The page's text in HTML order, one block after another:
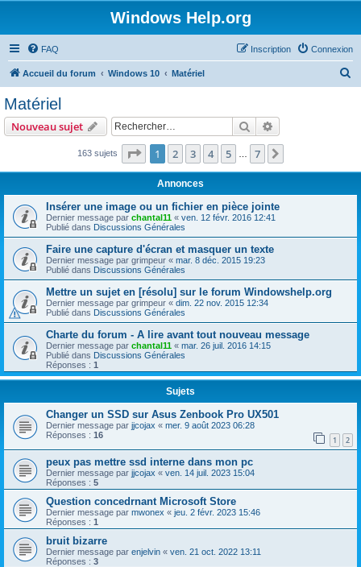
Windows Help.org
FAQ Connexion
Inscription
Accueil du forum Windows 10 Matériel
Matériel
Nouveau sujet Rechercher
163 sujets Page 1sur7
1 2 3 4 5 7
Annonces
Insérer une image ou un fichier en pièce jointe
Dernier message par chantal11 « ven. 12 févr. 2016 12:41
Publié dans Discussions Générales
Faire une capture d'écran et masquer un texte
Dernier message par grimpeur « mar. 8 déc. 2015 19:23
Publié dans Discussions Générales
Mettre un sujet en [résolu] sur le forum Windowshelp.org
Dernier message par grimpeur « dim. 22 nov. 2015 12:34
Publié dans Discussions Générales
Charte du forum - A lire avant tout nouveau message
Dernier message par chantal11 « mar. 26 juil. 2016 14:15
Publié dans Discussions Générales
Réponses : 1
Sujets
Changer un SSD sur Asus Zenbook Pro UX501
Dernier message par jjcojax « mer. 9 août 2023 06:28
Réponses : 16 1 2
peux pas mettre ssd interne dans mon pc
Dernier message par jjcojax « ven. 14 juil. 2023 15:04
Réponses : 5
Question concedrnant Microsoft Store
Dernier message par mwonex « jeu. 2 févr. 2023 15:46
Réponses : 1
bruit bizarre
Dernier message par enjelvin « ven. 21 oct. 2022 13:11
Réponses : 3